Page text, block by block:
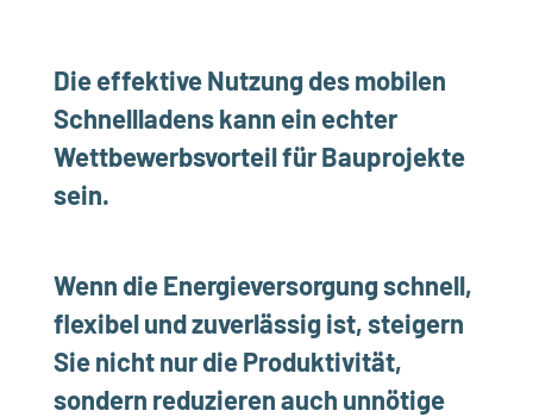
Die effektive Nutzung des mobilen
Schnellladens kann ein echter
Wettbewerbsvorteil für Bauprojekte
sein.
Wenn die Energieversorgung schnell,
flexibel und zuverlässig ist, steigern
Sie nicht nur die Produktivität,
sondern reduzieren auch unnötige